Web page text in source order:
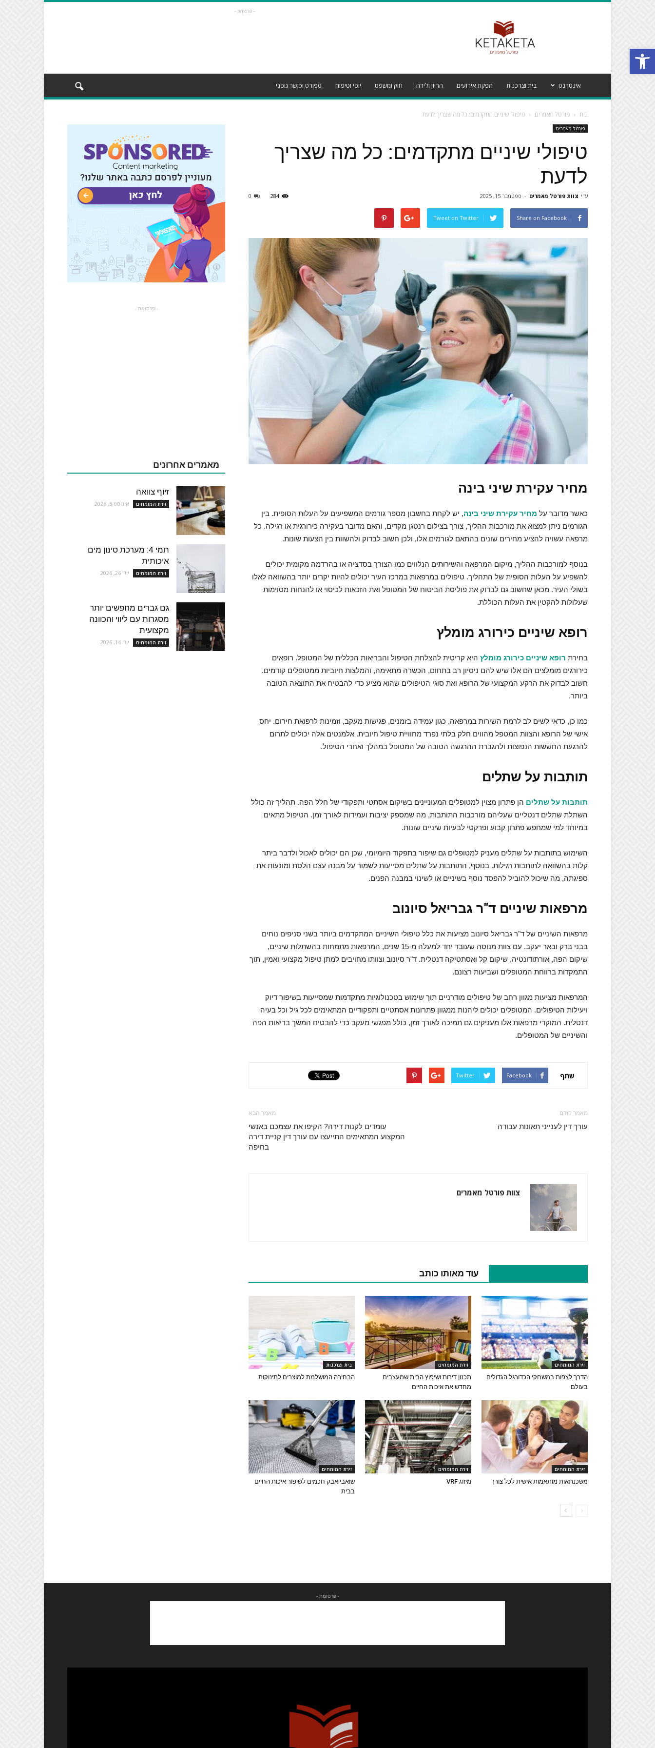
Open toolbar
- פרסומת -
אינטרנט בית וצרכנות הפקת אירועים הריון ולידה חוק ומשפט יופי וטיפוח ספורט וכושר גופני
בית פורטל מאמרים טיפולי שיניים מתקדמים: כל מה שצריך לדעת
פורטל מאמרים
טיפולי שיניים מתקדמים: כל מה שצריך
לדעת
ע"י צוות פורטל מאמרים - ספטמבר 15, 2025 0 284
Share on Facebook
Tweet on Twitter
מחיר עקירת שיני בינה
כאשר מדובר על מחיר עקירת שיני בינה, יש לקחת בחשבון מספר גורמים המשפיעים על העלות הסופית. בין
הגורמים ניתן למצוא את מורכבות ההליך, צורך בצילום רנטגן מקדים, והאם מדובר בעקירה כירורגית או רגילה. כל
מרפאה עשויה להציע מחירים שונים בהתאם לגורמים אלו, ולכן חשוב לבדוק ולהשוות בין הצעות שונות.
בנוסף למורכבות ההליך, מיקום המרפאה והשירותים הנלווים כמו הצורך בסדציה או בהרדמה מקומית יכולים
להשפיע על העלות הסופית של התהליך. טיפולים במרפאות במרכז העיר יכולים להיות יקרים יותר בהשוואה לאלו
בשולי העיר. מכאן שחשוב גם לבדוק את פוליסת הביטוח של המטופל ואת הזכאות לכיסוי או להנחות מסוימות
שעלולות להקטין את העלות הכוללת.
רופא שיניים כירורג מומלץ
בחירת רופא שיניים כירורג מומלץ היא קריטית להצלחת הטיפול והבריאות הכללית של המטופל. רופאים
כירורגים מומלצים הם אלו שיש להם ניסיון רב בתחום, הכשרה מתאימה, והמלצות חיוביות ממטופלים קודמים.
חשוב לבדוק את הרקע המקצועי של הרופא ואת סוגי הטיפולים שהוא מציע כדי להבטיח את התוצאה הטובה
ביותר.
כמו כן, כדאי לשים לב לרמת השירות במרפאה, כגון עמידה בזמנים, פגישות מעקב, וזמינות לרפואת חירום. יחס
אישי של הרופא והצוות המטפל מהווים חלק בלתי נפרד מחוויית טיפול חיובית. אלמנטים אלה יכולים לתרום
להרגעת החששות הנפוצות ולהגברת ההרגשה הטובה של המטופל במהלך ואחרי הטיפול.
תותבות על שתלים
תותבות על שתלים הן פתרון מצוין למטופלים המעוניינים בשיקום אסתטי ותפקודי של חלל הפה. תהליך זה כולל
השתלת שתלים דנטליים שעליהם מורכבות התותבות, מה שמספק יציבות ועמידות לאורך זמן. הטיפול מתאים
במיוחד למי שמחפש פתרון קבוע ופרקטי לבעיות שיניים שונות.
השימוש בתותבות על שתלים מעניק למטופלים גם שיפור בתפקוד היומיומי, שכן הם יכולים לאכול ולדבר ביתר
קלות בהשוואה לתותבות רגילות. בנוסף, התותבות על שתלים מסייעות לשמור על מבנה עצם הלסת ומונעות את
ספיגתה, מה שיכול להוביל להפסד נוסף בשיניים או לשינוי במבנה הפנים.
מרפאות שיניים ד"ר גבריאל סיונוב
מרפאות השיניים של ד"ר גבריאל סיונוב מציעות את כלל טיפולי השיניים המתקדמים ביותר בשני סניפים נוחים
בבני ברק ובאר יעקב. עם צוות מנוסה שעובד יחד למעלה מ-15 שנים, המרפאות מתמחות בהשתלות שיניים,
שיקום הפה, אורתודונטיה, שיקום קל ואסתטיקה דנטלית. ד"ר סיונוב וצוותו מחויבים למתן טיפול מקצועי ואמין, תוך
התמקדות ברווחת המטופלים ושביעות רצונם.
המרפאות מציעות מגוון רחב של טיפולים מודרניים תוך שימוש בטכנולוגיות מתקדמות שמסייעות בשיפור דיוק
ויעילות הטיפולים. המטופלים יכולים ליהנות ממגוון פתרונות אסתטיים ותפקודיים המתאימים לכל גיל וכל בעיה
דנטלית. המוקדי מרפאות אלו מעניקים גם תמיכה לאורך זמן, כולל מפגשי מעקב כדי להבטיח המשך בריאות הפה
והשיניים של המטופלים.
שתף Facebook
Twitter
מאמר קודם
עורך דין לענייני תאונות עבודה
מאמר הבא
עומדים לקנות דירה? הקיפו את עצמכם באנשי
המקצוע המתאימים התייעצו עם עורך דין קניית דירה
בחיפה
צוות פורטל מאמרים
עוד מאותו כותב
זירת המומחים
הדרך לצפות במשחקי הכדורגל הגדולים
בעולם
זירת המומחים
תכנון דירות ושיפוץ הבית שמעצבים
מחדש את איכות החיים
בית וצרכנות
הבחירה המושלמת למוצרים לתינוקות
זירת המומחים
משכנתאות מותאמות אישית לכל צורך
זירת המומחים
מיזוג VRF
זירת המומחים
שואבי אבק חכמים לשיפור איכות החיים
בבית
- פרסומת -
מאמרים אחרונים
זיוף צוואה
זירת המומחים אוגוסט 5, 2026
תמי 4: מערכת סינון מים
איכותית
זירת המומחים יולי 26, 2026
גם גברים מחפשים יותר
מסגרות עם ליווי והכוונה
מקצועית
זירת המומחים יולי 14, 2026
- פרסומת -